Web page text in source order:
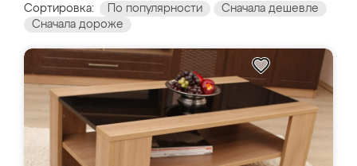
Сортировка: По популярности
Сначала дешевле
Сначала дороже